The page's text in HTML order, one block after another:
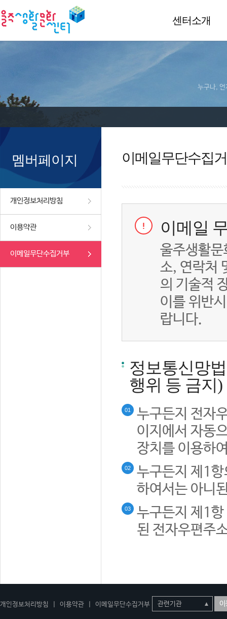
센터소개
누구나, 언
멤버페이지
개인정보처리방침
이용약관
이메일무단수집거부
이메일무단수집
이메일
울주생활
소, 연락처
의 기술적
이를 위반
랍니다.
정보통신망
행위 등 금지)
01
누구든지 전자
이지에서 자동
장치를 이용하
02
누구든지 제1
하여서는 아니
03
누구든지 제1
된 전자우편주
개인정보처리방침 이용약관 이메일무단수집거부 이